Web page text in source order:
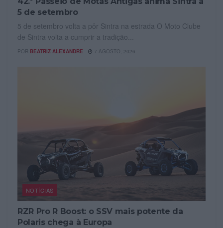
5 de setembro
5 de setembro volta a pôr Sintra na estrada O Moto Clube
de Sintra volta a cumprir a tradição...
POR BEATRIZ ALEXANDRE 7 AGOSTO, 2026
NOTÍCIAS
RZR Pro R Boost: o SSV mais potente da
Polaris chega à Europa